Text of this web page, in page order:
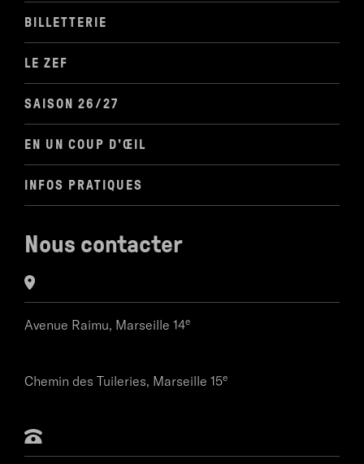
BILLETTERIE
LE ZEF
SAISON 26/27
EN UN COUP D'ŒIL
INFOS PRATIQUES
Nous contacter
Avenue Raimu, Marseille 14e
Chemin des Tuileries, Marseille 15e